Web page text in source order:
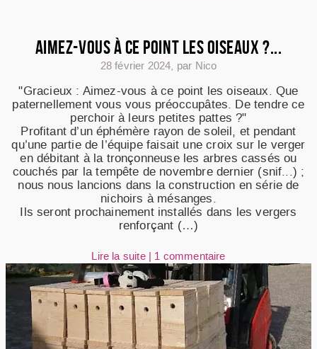
AIMEZ-VOUS À CE POINT LES OISEAUX ?...
28 février 2024, par Nico
"Gracieux : Aimez-vous à ce point les oiseaux. Que
paternellement vous vous préoccupâtes. De tendre ce
perchoir à leurs petites pattes ?"
Profitant d’un éphémère rayon de soleil, et pendant
qu’une partie de l’équipe faisait une croix sur le verger
en débitant à la tronçonneuse les arbres cassés ou
couchés par la tempête de novembre dernier (snif...) ;
nous nous lancions dans la construction en série de
nichoirs à mésanges.
Ils seront prochainement installés dans les vergers
renforçant (…)
Lire la suite | 1 commentaire